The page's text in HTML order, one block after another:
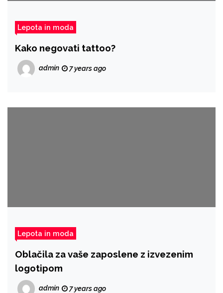
Lepota in moda
Kako negovati tattoo?
admin 7 years ago
Lepota in moda
Oblačila za vaše zaposlene z izvezenim
logotipom
admin 7 years ago